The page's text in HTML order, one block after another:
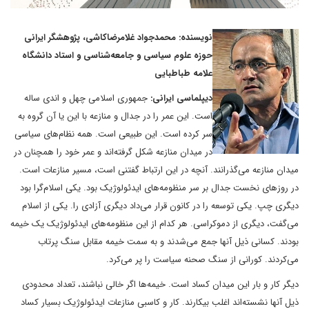
نویسنده: محمدجواد غلامرضاکاشی، پژوهشگر ایرانی
حوزه علوم سیاسی و جامعه‌شناسی و استاد دانشگاه
علامه طباطبایی
دیپلماسی ایرانی: جمهوری اسلامی چهل و اندی ساله
است. این عمر را در جدال و منازعه با این یا آن گروه به
سر کرده است. این طبیعی است. همه نظام‌های سیاسی
در میدان منازعه شکل گرفته‌اند و عمر خود را همچنان در
میدان منازعه می‌گذرانند. آنچه در این ارتباط گفتنی است، مسیر منازعات است.
در روزهای نخست جدال بر سر منظومه‌های ایدئولوژیک بود. یکی اسلام‌گرا بود
دیگری چپ. یکی توسعه را در کانون قرار می‌داد دیگری آزادی را. یکی از اسلام
می‌گفت، دیگری از دموکراسی. هر کدام از این منظومه‌های ایدئولوژیک یک خیمه
بودند. کسانی ذیل آنها جمع می‌شدند و به سمت خیمه مقابل سنگ پرتاب
می‌کردند. کورانی از سنگ صحنه سیاست را پر می‌کرد.
دیگر کار و بار این میدان کساد است. خیمه‌ها اگر خالی نباشند، تعداد محدودی
ذیل آنها نشسته‌اند اغلب بیکارند. کار و کاسبی منازعات ایدئولوژیک بسیار کساد